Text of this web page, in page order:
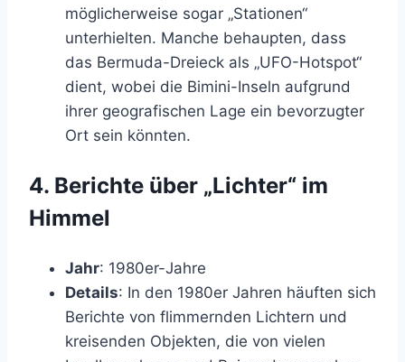
möglicherweise sogar „Stationen“
unterhielten. Manche behaupten, dass
das Bermuda-Dreieck als „UFO-Hotspot“
dient, wobei die Bimini-Inseln aufgrund
ihrer geografischen Lage ein bevorzugter
Ort sein könnten.
4. Berichte über „Lichter“ im
Himmel
Jahr: 1980er-Jahre
Details: In den 1980er Jahren häuften sich
Berichte von flimmernden Lichtern und
kreisenden Objekten, die von vielen